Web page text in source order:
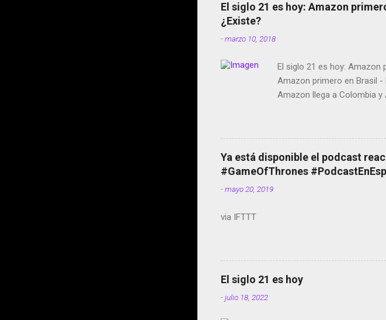
El siglo 21 es hoy: Amazon
¿Existe?
-marzo 10, 2018
El siglo 21 es hoy: Amazon
Amazon primero en Brasil -
Amazon llega a Colombia y
copyright en Instagram
Scott saca a Kevin Spacey
el smartphone en sus
de bicicletas de alquiler
tumbado. Amazon Music:
Ya está disponible el podcast
#GameOfThrones
-mayo 20, 2019
via IFTTT
El siglo 21 es hoy
-julio 18, 2022